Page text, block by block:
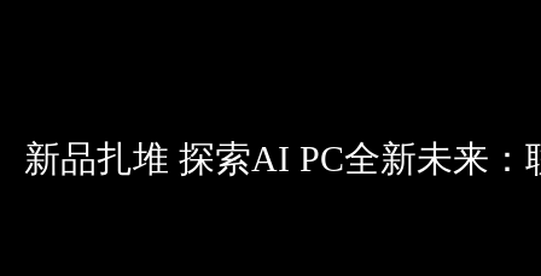
新品扎堆 探索AI PC全新未来